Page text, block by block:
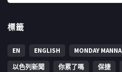
標籤
EN ENGLISH MONDAY MANNA
以色列新聞
你累了嗎 保捷